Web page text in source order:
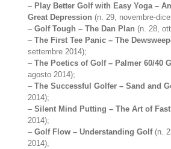
– Play Better Golf with Easy Yoga –
Great Depression (n. 29, novembre-
–Golf Tough – The Dan Plan (n. 28,
–The First Tee Panic – The
settembre 2014);
–The Poetics of Golf – Palmer 60/40
agosto 2014);
–The Successful Golfer – Sand and
2014);
–Silent Mind Putting – The Art of
2014);
–Golf Flow – Understanding Golf(n.
2014);